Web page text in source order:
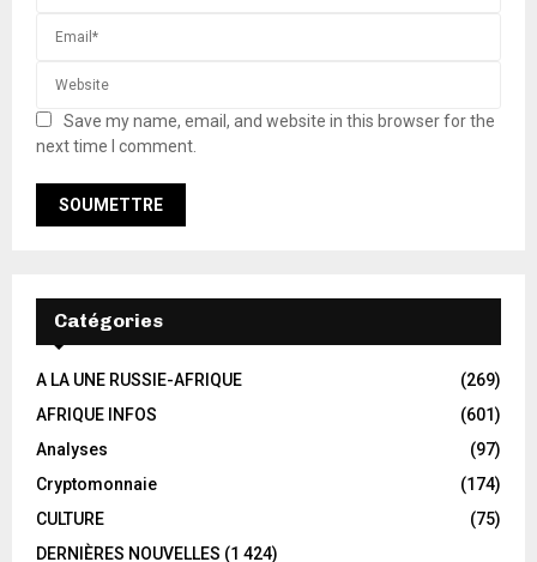
Save my name, email, and website in this browser for the
next time I comment.
Catégories
A LA UNE RUSSIE-AFRIQUE
(269)
AFRIQUE INFOS
(601)
Analyses
(97)
Cryptomonnaie
(174)
CULTURE
(75)
DERNIÈRES NOUVELLES (1 424)